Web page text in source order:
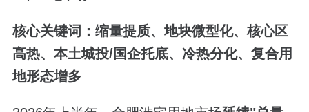
核心关键词：缩量提质、地块微型化、核心区
高热、本土城投/国企托底、冷热分化、复合用
地形态增多